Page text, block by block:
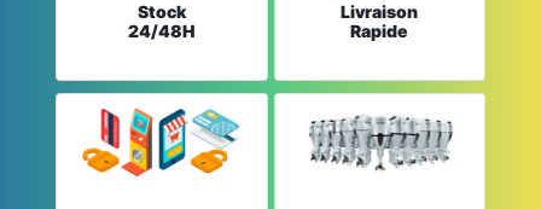
Stock
24/48H
Livraison
Rapide